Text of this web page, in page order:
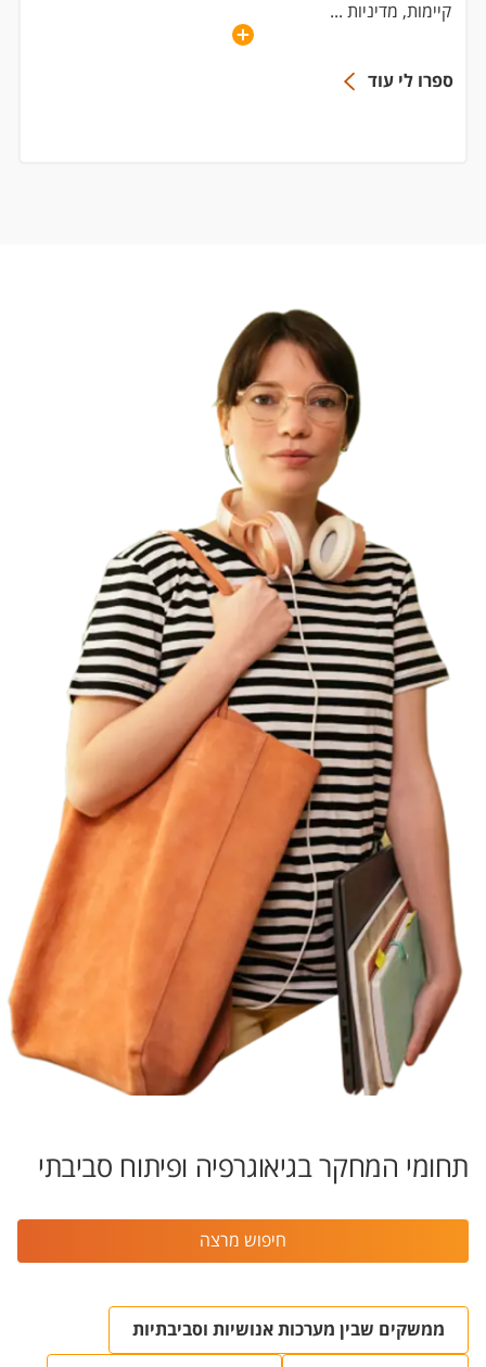
קיימות, מדיניות ...
ספרו לי עוד
תחומי המחקר בגיאוגרפיה ופיתוח סביבתי
חיפוש מרצה
ממשקים שבין מערכות אנושיות וסביבתיות